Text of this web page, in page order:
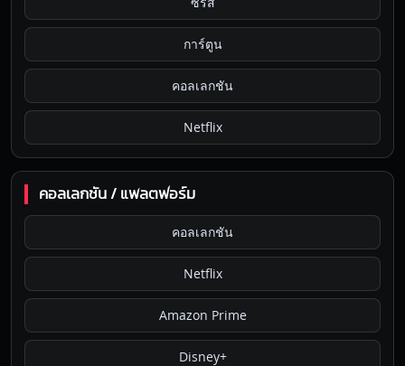
การ์ตูน
คอลเลกชัน
Netflix
คอลเลกชัน / แพลตฟอร์ม
คอลเลกชัน
Netflix
Amazon Prime
Disney+